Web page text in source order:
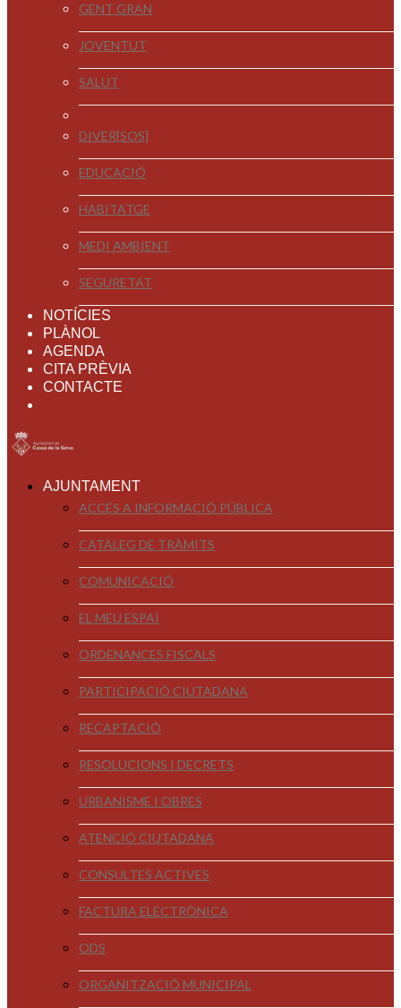
GENT GRAN
JOVENTUT
SALUT
DIVER[SOS]
EDUCACIÓ
HABITATGE
MEDI AMBIENT
SEGURETAT
NOTÍCIES
PLÀNOL
AGENDA
CITA PRÈVIA
CONTACTE
AJUNTAMENT
ACCÉS A INFORMACIÓ PÚBLICA
CATÀLEG DE TRÀMITS
COMUNICACIÓ
EL MEU ESPAI
ORDENANCES FISCALS
PARTICIPACIÓ CIUTADANA
RECAPTACIÓ
RESOLUCIONS I DECRETS
URBANISME I OBRES
ATENCIÓ CIUTADANA
CONSULTES ACTIVES
FACTURA ELECTRÒNICA
ODS
ORGANITZACIÓ MUNICIPAL